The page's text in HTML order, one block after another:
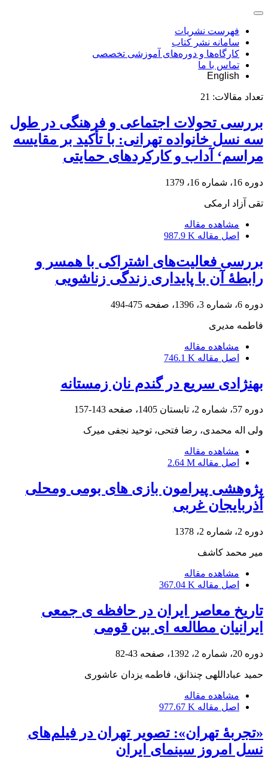
فهرست نشریات
سامانه نشر کتاب
کارگاه‌ها و دوره‌های آموزشی تخصصی
تماس با ما
English
تعداد مقالات: 21
بررسی تحولات اجتماعی و فرهنگی در طول
سه نسل خانواده تهرانی: با تأکید بر مقایسه
مراسم‘ آداب و کارکردهای حمایتی
دوره 16، شماره 16، 1379
تقی آزاد ارمکی
مشاهده مقاله
اصل مقاله 987.9 K
بررسی فعالیت‌های اشتراکی با همسر و
رابطۀ آن با پایداری زندگی زناشویی
دوره 6، شماره 3، 1396، صفحه 475-494
فاطمه مدیری
مشاهده مقاله
اصل مقاله 746.1 K
بهنژادی سریع در گندم نان زمستانه
دوره 57، شماره 2، تابستان 1405، صفحه 143-157
ولی اله محمدی، رضا فتحی، توحید نجفی میرک
مشاهده مقاله
اصل مقاله 2.64 M
پژوهشی پیرامون بازی های بومی ومحلی
آذربایجان غربی
دوره 2، شماره 2، 1378
میر محمد کاشف
مشاهده مقاله
اصل مقاله 367.04 K
تاریخ معاصر ایران در حافظه‏ ی جمعی
ایرانیان مطالعه‏ ای بین قومی
دوره 20، شماره 2، 1392، صفحه 43-82
حمید عباداللهی چنذانق، فاطمه یزدان عاشوری
مشاهده مقاله
اصل مقاله 977.67 K
«تجربۀ تهران»: تصویر تهران در فیلم‌های
نسل امروز سینمای ایران